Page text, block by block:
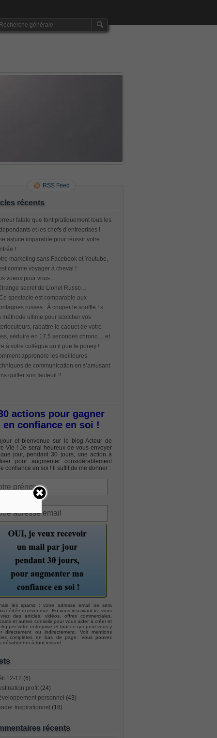
RSS Feed
récents
fatale que font pratiquement tous les
et les chefs d’entreprises !
astuce imparable pour réussir votre
!
marketing sans Facebook et Youtube,
comme voyager à cheval !
voeux pour vous…
secret de Lionel Russo…
spectacle est comparable aux
russes : À couper le souffle ! »
méthode ultime pour scotcher vos
rabattre le caquet de votre
séduire en 17,5 secondes chrono… et
à votre collègue qu’il pue le poney !
apprendre les meilleures
de communication en s’amusant
quitter son fauteuil ?
actions pour gagner
en confiance en soi !
et bienvenue sur le blog Acteur de
Vie ! Je serai heureux de vous envoyer
jour, pendant 30 jours, une action à
pour augmenter considérablement
confiance en soi ! Il suffit de me donner :
les spams : votre adresse email ne sera
cédée ni revendue. En vous inscrivant ici, vous
des articles, vidéos, offres commerciales,
et autres conseils pour vous aider à créer et
votre entreprise et tout ce qui peut vous y
directement ou indirectement. Voir mentions
complètes en bas de page. Vous pouvez
désabonner à tout instant.
12-12 (6)
profit (24)
personnel (43)
Inspirationnel (18)
récents